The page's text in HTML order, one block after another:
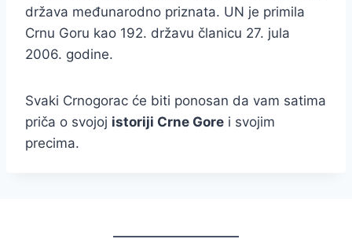
država međunarodno priznata. UN je primila
Crnu Goru kao 192. državu članicu 27. jula
2006. godine.
Svaki Crnogorac će biti ponosan da vam satima
priča o svojoj istoriji Crne Gore i svojim
precima.